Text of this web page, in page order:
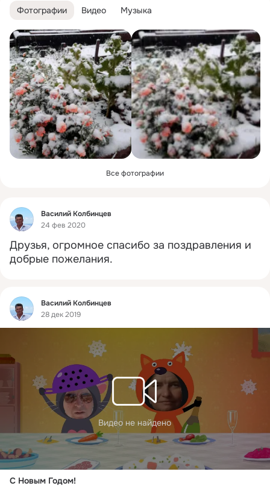
Фотографии Видео Музыка
Все фотографии
Фид
Василий Колбинцев
24 фев 2020
Друзья, огромное спасибо за поздравления и
добрые пожелания.
Фид
Василий Колбинцев
28 дек 2019
Видео не найдено
С Новым Годом!